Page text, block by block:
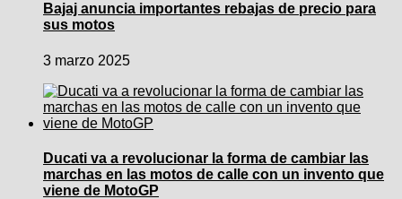
Bajaj anuncia importantes rebajas de precio para
sus motos
3 marzo 2025
Ducati va a revolucionar la forma de cambiar las
marchas en las motos de calle con un invento que
viene de MotoGP